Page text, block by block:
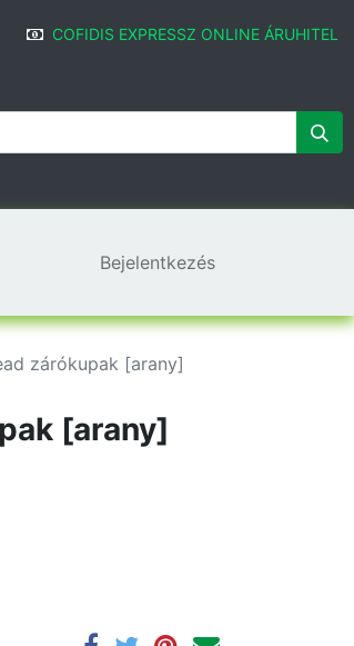
COFIDIS EXPRESSZ ONLINE ÁRUHITEL
Bejelentkezés
zárókupak [arany]
[arany]